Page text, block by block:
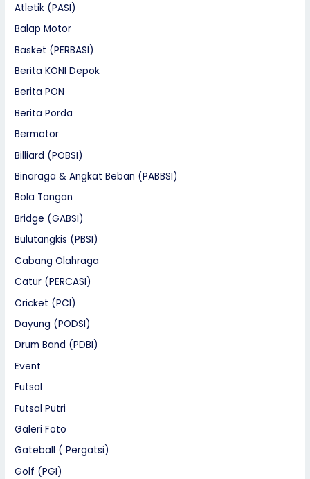
Atletik (PASI)
Balap Motor
Basket (PERBASI)
Berita KONI Depok
Berita PON
Berita Porda
Bermotor
Billiard (POBSI)
Binaraga & Angkat Beban (PABBSI)
Bola Tangan
Bridge (GABSI)
Bulutangkis (PBSI)
Cabang Olahraga
Catur (PERCASI)
Cricket (PCI)
Dayung (PODSI)
Drum Band (PDBI)
Event
Futsal
Futsal Putri
Galeri Foto
Gateball ( Pergatsi)
Golf (PGI)